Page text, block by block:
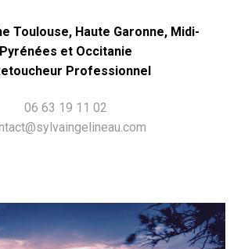
Toulouse, Haute Garonne, Midi-
Pyrénées et Occitanie
Professionnel
06 63 19 11 02